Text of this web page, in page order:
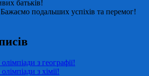
батьків!
подальших успіхів та перемог!
з географії!
з хімії!